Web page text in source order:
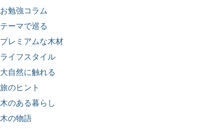
お勉強コラム
テーマで巡る
プレミアムな木材
ライフスタイル
大自然に触れる
旅のヒント
木のある暮らし
木の物語